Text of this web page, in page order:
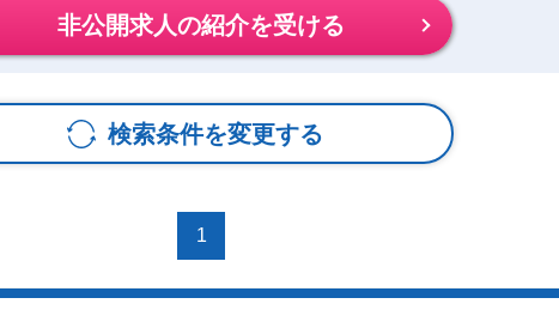
非公開求人の紹介を受ける
検索条件を変更する
1